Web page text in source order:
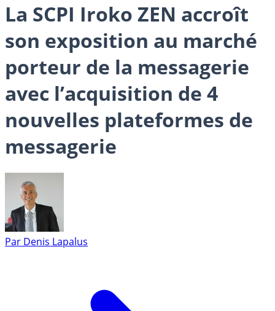
La SCPI Iroko ZEN accroît
son exposition au marché
porteur de la messagerie
avec l’acquisition de 4
nouvelles plateformes de
messagerie
Par Denis Lapalus